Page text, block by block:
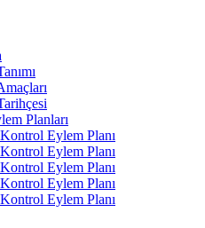
Planları
Eylem Planı
Eylem Planı
Eylem Planı
Eylem Planı
Eylem Planı